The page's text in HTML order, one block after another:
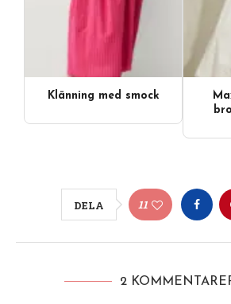
Klänning med smock
DELA 11
2